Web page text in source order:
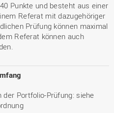
Punkte und besteht aus einer
Referat mit dazugehöriger
Prüfung können maximal
Referat können auch
Portfolio-Prüfung: siehe